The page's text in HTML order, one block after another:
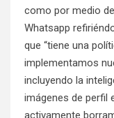
como por medio
Whatsapp
que “tiene una
implementamos
incluyendo la
imágenes de perfil